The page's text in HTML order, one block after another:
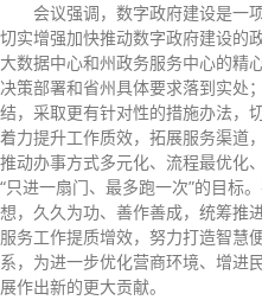
会议强调，数字政府建设是一
切实增强加快推动数字政府建设的
大数据中心和州政务服务中心的精
决策部署和省州具体要求落到实处
结，采取更有针对性的措施办法，
着力提升工作质效，拓展服务渠道
推动办事方式多元化、流程最优化
“只进一扇门、最多跑一次”的目标
想，久久为功、善作善成，统筹推
服务工作提质增效，努力打造智慧
系，为进一步优化营商环境、增进
展作出新的更大贡献。